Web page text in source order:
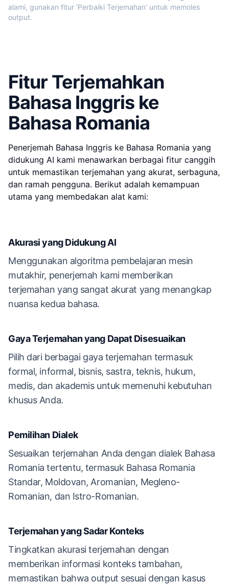
alami, gunakan fitur 'Perbaiki Terjemahan' untuk memoles
output.
Fitur Terjemahkan
Bahasa Inggris ke
Bahasa Romania
Penerjemah Bahasa Inggris ke Bahasa Romania yang
didukung AI kami menawarkan berbagai fitur canggih
untuk memastikan terjemahan yang akurat, serbaguna,
dan ramah pengguna. Berikut adalah kemampuan
utama yang membedakan alat kami:
Akurasi yang Didukung AI
Menggunakan algoritma pembelajaran mesin
mutakhir, penerjemah kami memberikan
terjemahan yang sangat akurat yang menangkap
nuansa kedua bahasa.
Gaya Terjemahan yang Dapat Disesuaikan
Pilih dari berbagai gaya terjemahan termasuk
formal, informal, bisnis, sastra, teknis, hukum,
medis, dan akademis untuk memenuhi kebutuhan
khusus Anda.
Pemilihan Dialek
Sesuaikan terjemahan Anda dengan dialek Bahasa
Romania tertentu, termasuk Bahasa Romania
Standar, Moldovan, Aromanian, Megleno-
Romanian, dan Istro-Romanian.
Terjemahan yang Sadar Konteks
Tingkatkan akurasi terjemahan dengan
memberikan informasi konteks tambahan,
memastikan bahwa output sesuai dengan kasus